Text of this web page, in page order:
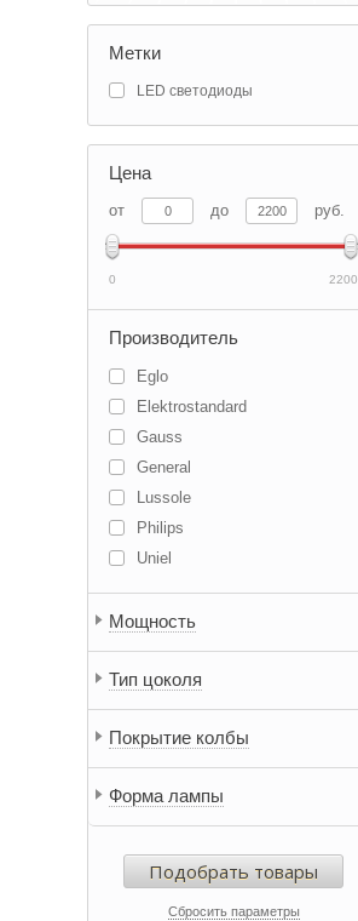
Метки
LED светодиоды
Цена
от до руб.
0 2200
Производитель
Eglo
Elektrostandard
Gauss
General
Lussole
Philips
Uniel
Мощность
Тип цоколя
Покрытие колбы
Форма лампы
Подобрать товары
Сбросить параметры